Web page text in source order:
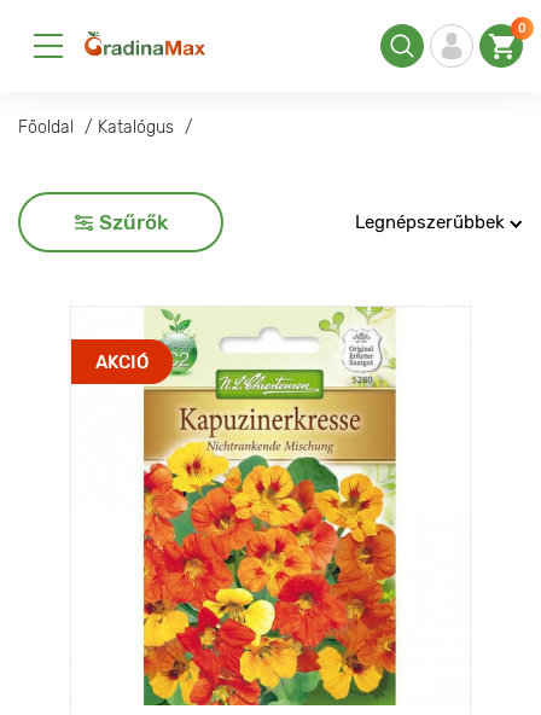
0
Főoldal Katalógus
Szűrők Legnépszerűbbek
AKCIÓ